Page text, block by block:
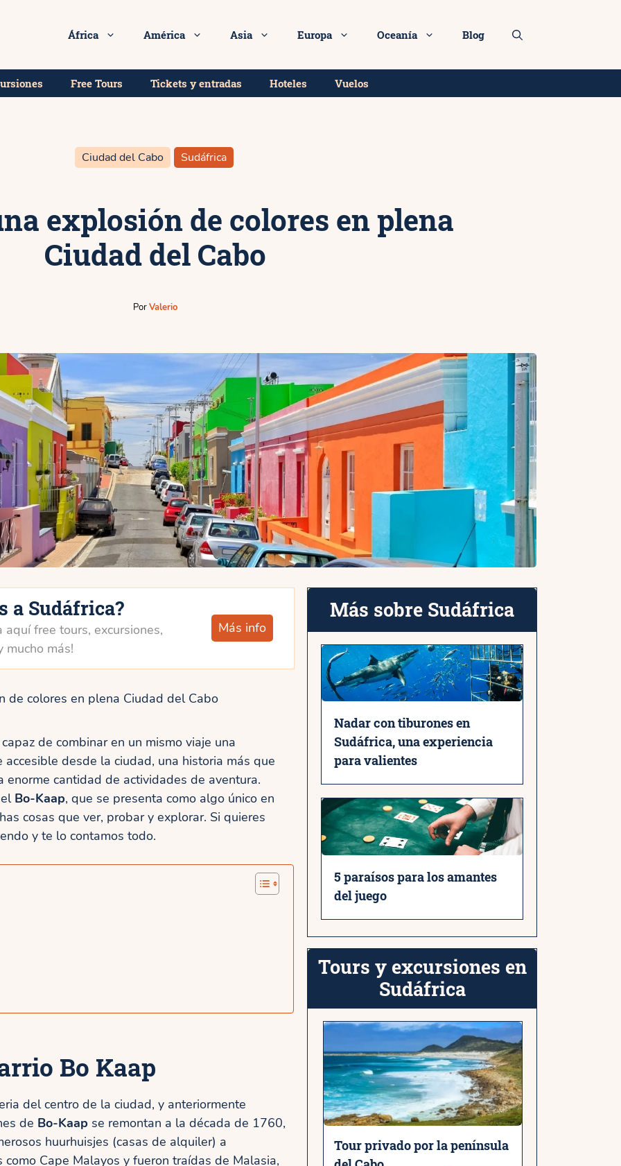
África América Asia Europa Oceanía Blog
Free Tours Tickets y entradas Hoteles Vuelos
Ciudad del Cabo Sudáfrica
explosión de colores en plena
Ciudad del Cabo
PorValerio
a Sudáfrica?
aquí free tours, excursiones,
mucho más!
Más info
de colores en plena Ciudad del Cabo
de combinar en un mismo viaje una
desde la ciudad, una historia más que
enorme cantidad de actividades de aventura.
Bo-Kaap, que se presenta como algo único en
cosas que ver, probar y explorar. Si quieres
y te lo contamos todo.
Bo Kaap
del centro de la ciudad, y anteriormente
de Bo-Kaap se remontan a la década de 1760,
huurhuisjes (casas de alquiler) a
Cape Malayos y fueron traídas de Malasia,
Más sobre Sudáfrica
Nadar con tiburones en
Sudáfrica, una experiencia
para valientes
5 paraísos para los amantes
del juego
Tours y excursiones en
Sudáfrica
Tour privado por la península